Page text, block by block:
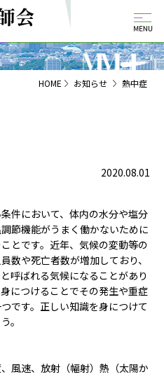
HOME お知らせ 熱中症
2020.08.01
件において、体内の水分や塩分
節機能がうまく働かないために
とです。近年、気候の変動等の
数や死亡者数が増加しており、
呼ばれる気候になることがあり
につけることでその発生や重症
です。正しい知識を身につけて
。
風速、放射（幅射）熱（太陽か